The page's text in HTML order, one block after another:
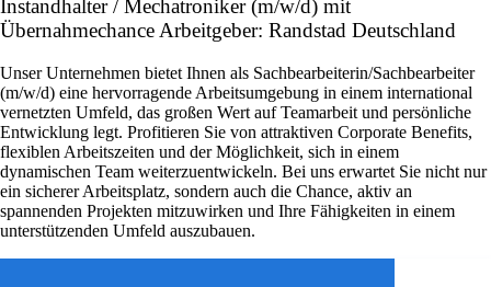
Instandhalter / Mechatroniker (m/w/d) mit
Übernahmechance Arbeitgeber: Randstad Deutschland
Unser Unternehmen bietet Ihnen als Sachbearbeiterin/Sachbearbeiter
(m/w/d) eine hervorragende Arbeitsumgebung in einem international
vernetzten Umfeld, das großen Wert auf Teamarbeit und persönliche
Entwicklung legt. Profitieren Sie von attraktiven Corporate Benefits,
flexiblen Arbeitszeiten und der Möglichkeit, sich in einem
dynamischen Team weiterzuentwickeln. Bei uns erwartet Sie nicht nur
ein sicherer Arbeitsplatz, sondern auch die Chance, aktiv an
spannenden Projekten mitzuwirken und Ihre Fähigkeiten in einem
unterstützenden Umfeld auszubauen.